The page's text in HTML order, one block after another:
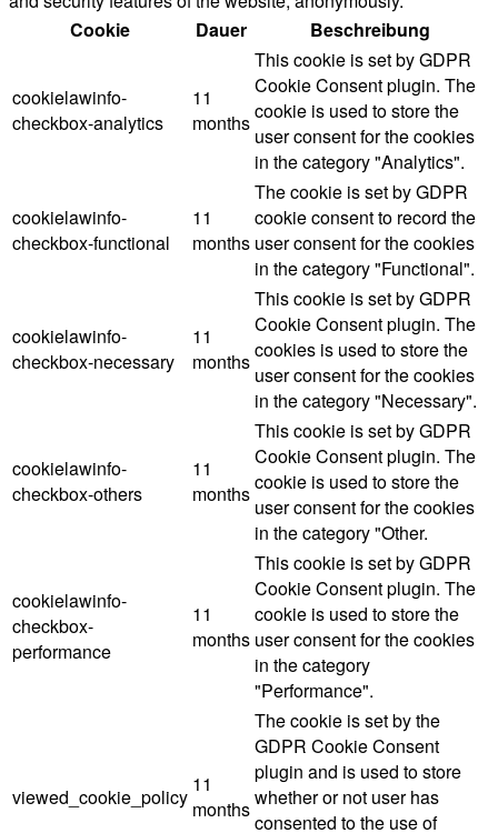
Cookie
Dauer Beschreibung
cookielawinfo-
checkbox-analytics
11
months
This cookie is set by GDPR
Cookie Consent plugin. The
cookie is used to store the
user consent for the cookies
in the category "Analytics".
cookielawinfo-
checkbox-functional
11
months
The cookie is set by GDPR
cookie consent to record the
user consent for the cookies
in the category "Functional".
cookielawinfo-
checkbox-necessary
11
months
This cookie is set by GDPR
Cookie Consent plugin. The
cookies is used to store the
user consent for the cookies
in the category "Necessary".
cookielawinfo-
checkbox-others
11
months
This cookie is set by GDPR
Cookie Consent plugin. The
cookie is used to store the
user consent for the cookies
in the category "Other.
cookielawinfo-
checkbox-
performance
11
months
This cookie is set by GDPR
Cookie Consent plugin. The
cookie is used to store the
user consent for the cookies
in the category
"Performance".
viewed_cookie_policy
11
months
The cookie is set by the
GDPR Cookie Consent
plugin and is used to store
whether or not user has
consented to the use of